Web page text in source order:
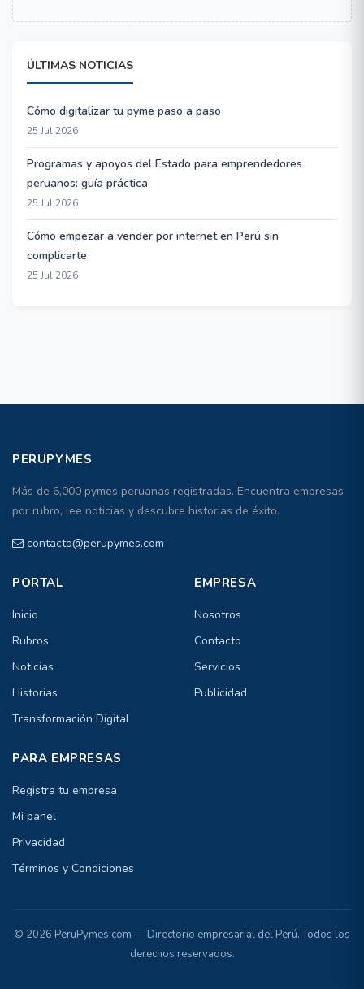
ÚLTIMAS NOTICIAS
Cómo digitalizar tu pyme paso a paso
25 Jul 2026
Programas y apoyos del Estado para emprendedores
peruanos: guía práctica
25 Jul 2026
Cómo empezar a vender por internet en Perú sin
complicarte
25 Jul 2026
PERUPYMES
Más de 6,000 pymes peruanas registradas. Encuentra empresas
por rubro, lee noticias y descubre historias de éxito.
contacto@perupymes.com
PORTAL
Inicio
Rubros
Noticias
Historias
Transformación Digital
EMPRESA
Nosotros
Contacto
Servicios
Publicidad
PARA EMPRESAS
Registra tu empresa
Mi panel
Privacidad
Términos y Condiciones
© 2026 PeruPymes.com — Directorio empresarial del Perú. Todos los
derechos reservados.